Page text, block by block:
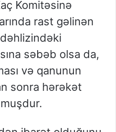
Komitəsinə
rast gəlinən
səbəb olsa da,
və qanunun
sonra hərəkət